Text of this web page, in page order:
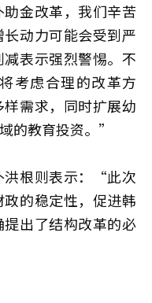
金改革，我们辛苦
动力可能会受到严
表示强烈警惕。不
考虑合理的改革方
需求，同时扩展幼
的教育投资。”
洪根则表示：“此次
的稳定性，促进韩
出了结构改革的必